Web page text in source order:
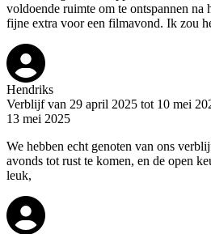
voldoende ruimte om te ontspannen na
fijne extra voor een filmavond. Ik zou
Hendriks
Verblijf van 29 april 2025 tot 10 mei
13 mei 2025
We hebben echt genoten van ons
avonds tot rust te komen, en de open
leuk,